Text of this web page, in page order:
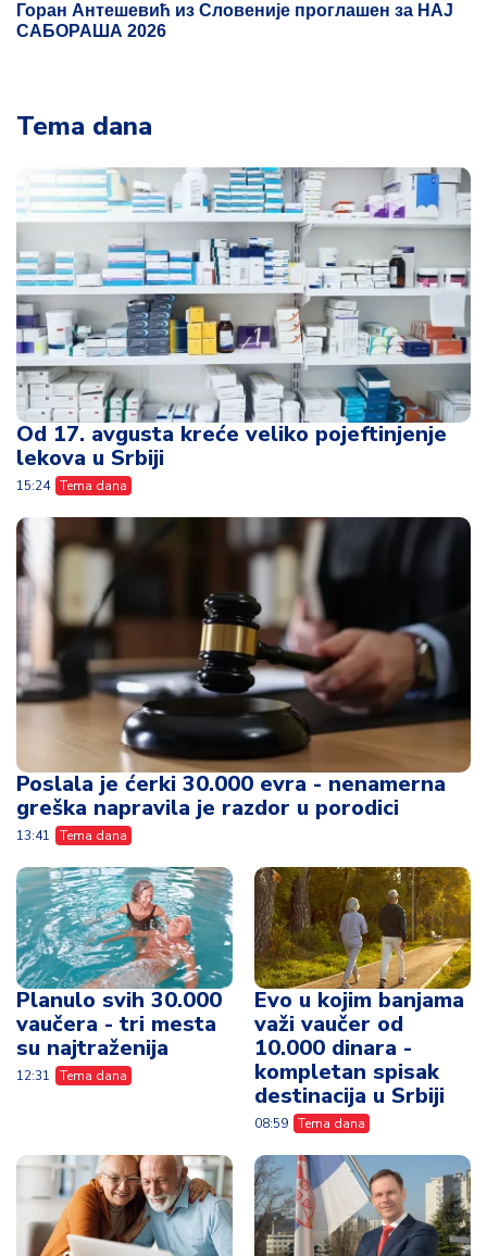
Горан Антешевић из Словеније проглашен за НАЈ
САБОРАША 2026
Tema dana
Od 17. avgusta kreće veliko pojeftinjenje
lekova u Srbiji
15:24 Tema dana
Poslala je ćerki 30.000 evra - nenamerna
greška napravila je razdor u porodici
13:41 Tema dana
Planulo svih 30.000
vaučera - tri mesta
su najtraženija
12:31 Tema dana
Evo u kojim banjama
važi vaučer od
10.000 dinara -
kompletan spisak
destinacija u Srbiji
08:59 Tema dana